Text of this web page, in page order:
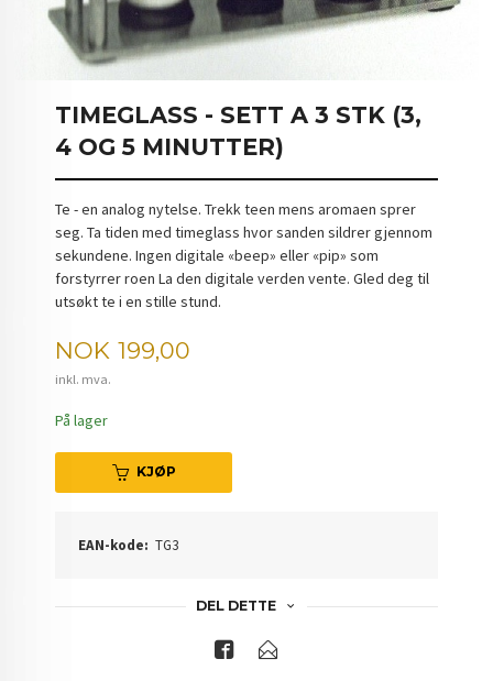
TIMEGLASS - SETT A 3 STK (3,
4 OG 5 MINUTTER)
Te - en analog nytelse. Trekk teen mens aromaen sprer
seg. Ta tiden med timeglass hvor sanden sildrer gjennom
sekundene. Ingen digitale «beep» eller «pip» som
forstyrrer roen La den digitale verden vente. Gled deg til
utsøkt te i en stille stund.
Pris
NOK 199,00
inkl. mva.
På lager
KJØP
EAN-kode: TG3
DEL DETTE